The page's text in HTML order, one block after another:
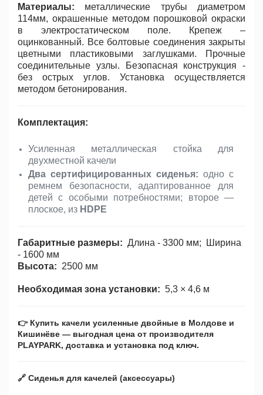
Материалы: металлические трубы диаметром
114мм, окрашенные методом порошковой окраски
в электростатическом поле. Крепеж –
оцинкованный. Все болтовые соединения закрыты
цветными пластиковыми заглушками. Прочные
соединительные узлы. Безопасная конструкция -
без острых углов. Установка осуществляется
методом бетонирования.
Комплектация:
Усиленная металлическая стойка для
двухместной качели
Два сертифицированных сиденья: одно с
ремнем безопасности, адаптированное для
детей с особыми потребностями; второе —
плоское, из HDPE
Габаритные размеры: Длина - 3300 мм; Ширина
- 1600 мм
Высота: 2500 мм
Необходимая зона установки: 5,3 × 4,6 м
👉 Купить качели усиленные двойные в Молдове и
Кишинёве — выгодная цена от производителя
PLAYPARK, доставка и установка под ключ.
🔗 Сиденья для качелей (аксессуары)